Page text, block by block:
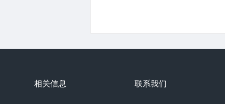
相关信息 联系我们